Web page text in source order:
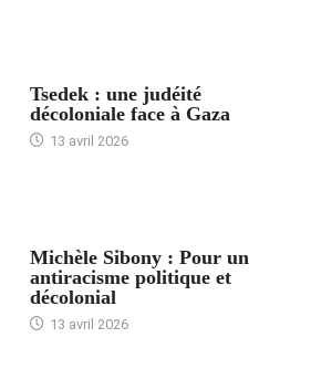
Tsedek : une judéité
décoloniale face à Gaza
13 avril 2026
Michèle Sibony : Pour un
antiracisme politique et
décolonial
13 avril 2026